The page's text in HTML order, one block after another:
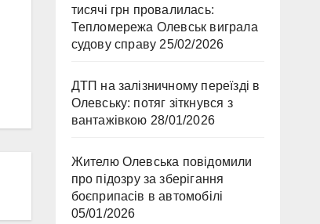
тисячі грн провалилась:
Тепломережа Олевськ виграла
судову справу 25/02/2026
ДТП на залізничному переїзді в
Олевську: потяг зіткнувся з
вантажівкою 28/01/2026
Жителю Олевська повідомили
про підозру за зберігання
боєприпасів в автомобілі
05/01/2026